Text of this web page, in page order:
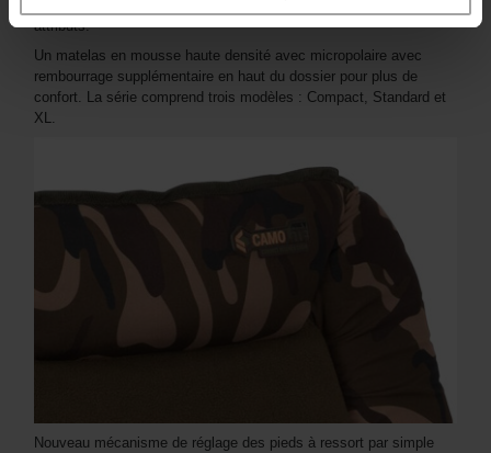
Recliner extrêmement confortable et qui dispose des meilleurs
attributs.
Un matelas en mousse haute densité avec micropolaire avec
rembourrage supplémentaire en haut du dossier pour plus de
confort. La série comprend trois modèles : Compact, Standard et
XL.
Nouveau mécanisme de réglage des pieds à ressort par simple